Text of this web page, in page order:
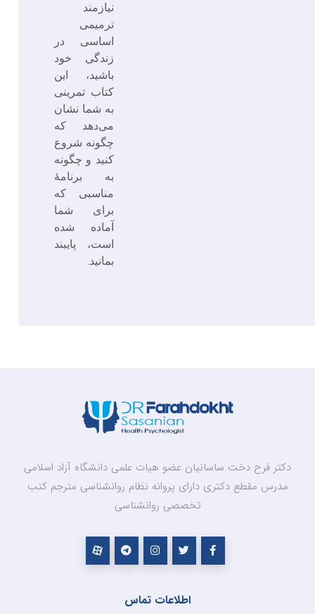
نیازمند‌
ترمیمی
اساسی در
زندگی خود
باشید، این
کتاب تمرینی
به شما نشان
می‌دهد که
چگونه شروع
کنید و چگونه
به برنامۀ
مناسبی که
برای شما
آماده شده
است، پایبند
بمانید.
دکتر فرح دخت ساسانیان عضو هیات علمی دانشگاه آزاد اسلامی
مدرس مقطع دکتری دارای پروانه نظام روانشناسی مترجم کتب
تخصصی روانشناسی
اطلاعات تماس